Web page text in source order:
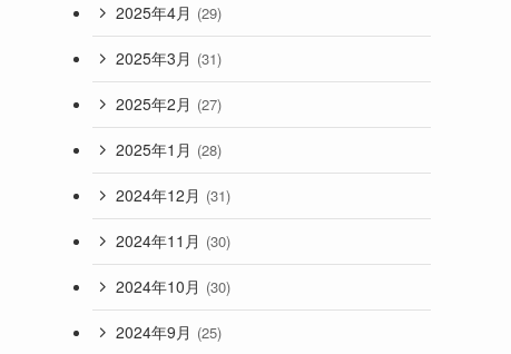
2025年4月 (29)
2025年3月 (31)
2025年2月 (27)
2025年1月 (28)
2024年12月 (31)
2024年11月 (30)
2024年10月 (30)
2024年9月 (25)